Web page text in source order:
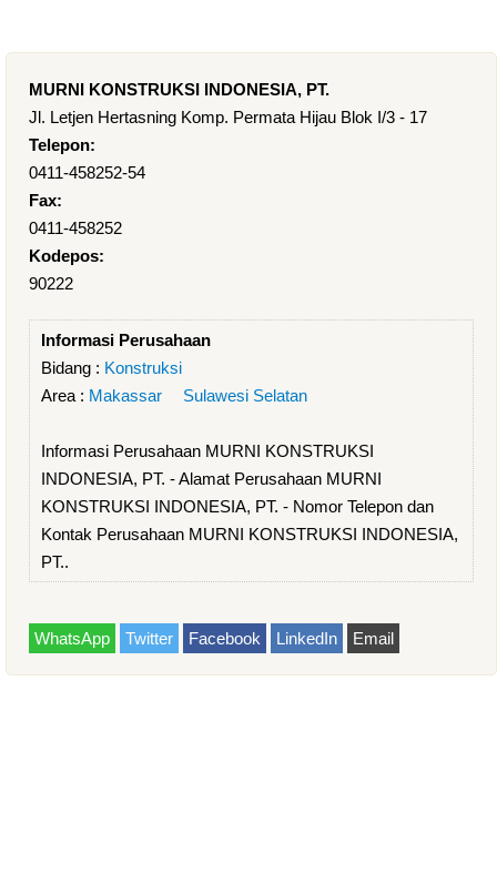
MURNI KONSTRUKSI INDONESIA, PT.
Jl. Letjen Hertasning Komp. Permata Hijau Blok I/3 - 17
Telepon:
0411-458252-54
Fax:
0411-458252
Kodepos:
90222
Informasi Perusahaan
Bidang : Konstruksi
Area : Makassar Sulawesi Selatan
Informasi Perusahaan MURNI KONSTRUKSI
INDONESIA, PT. - Alamat Perusahaan MURNI
KONSTRUKSI INDONESIA, PT. - Nomor Telepon dan
Kontak Perusahaan MURNI KONSTRUKSI INDONESIA,
PT..
WhatsApp Twitter Facebook LinkedIn Email